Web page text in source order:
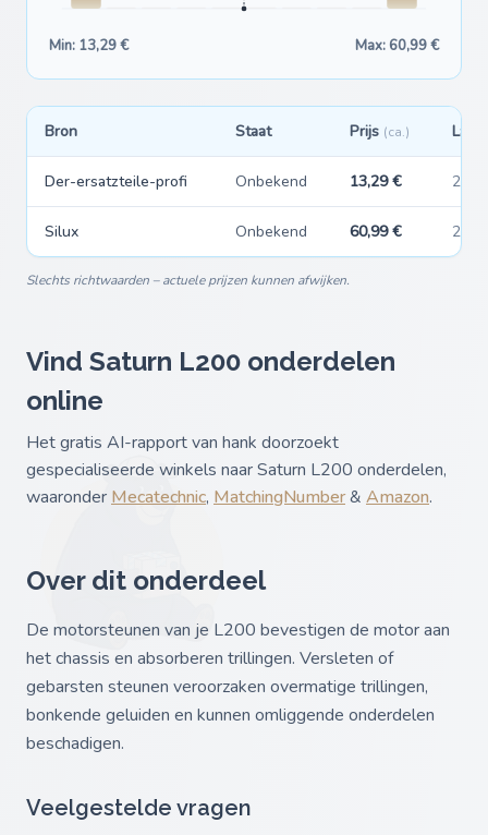
Min: 13,29 € Max: 60,99 €
Bron Staat Prijs (ca.)
Der-ersatzteile-profi Onbekend 13,29 € 23-
Silux Onbekend 60,99 € 23-
Slechts richtwaarden – actuele prijzen kunnen afwijken.
Vind Saturn L200 onderdelen
online
Het gratis AI-rapport van hank doorzoekt
gespecialiseerde winkels naar Saturn L200 onderdelen,
waaronder Mecatechnic, MatchingNumber& Amazon.
Over dit onderdeel
De motorsteunen van je L200 bevestigen de motor aan
het chassis en absorberen trillingen. Versleten of
gebarsten steunen veroorzaken overmatige trillingen,
bonkende geluiden en kunnen omliggende onderdelen
beschadigen.
Veelgestelde vragen